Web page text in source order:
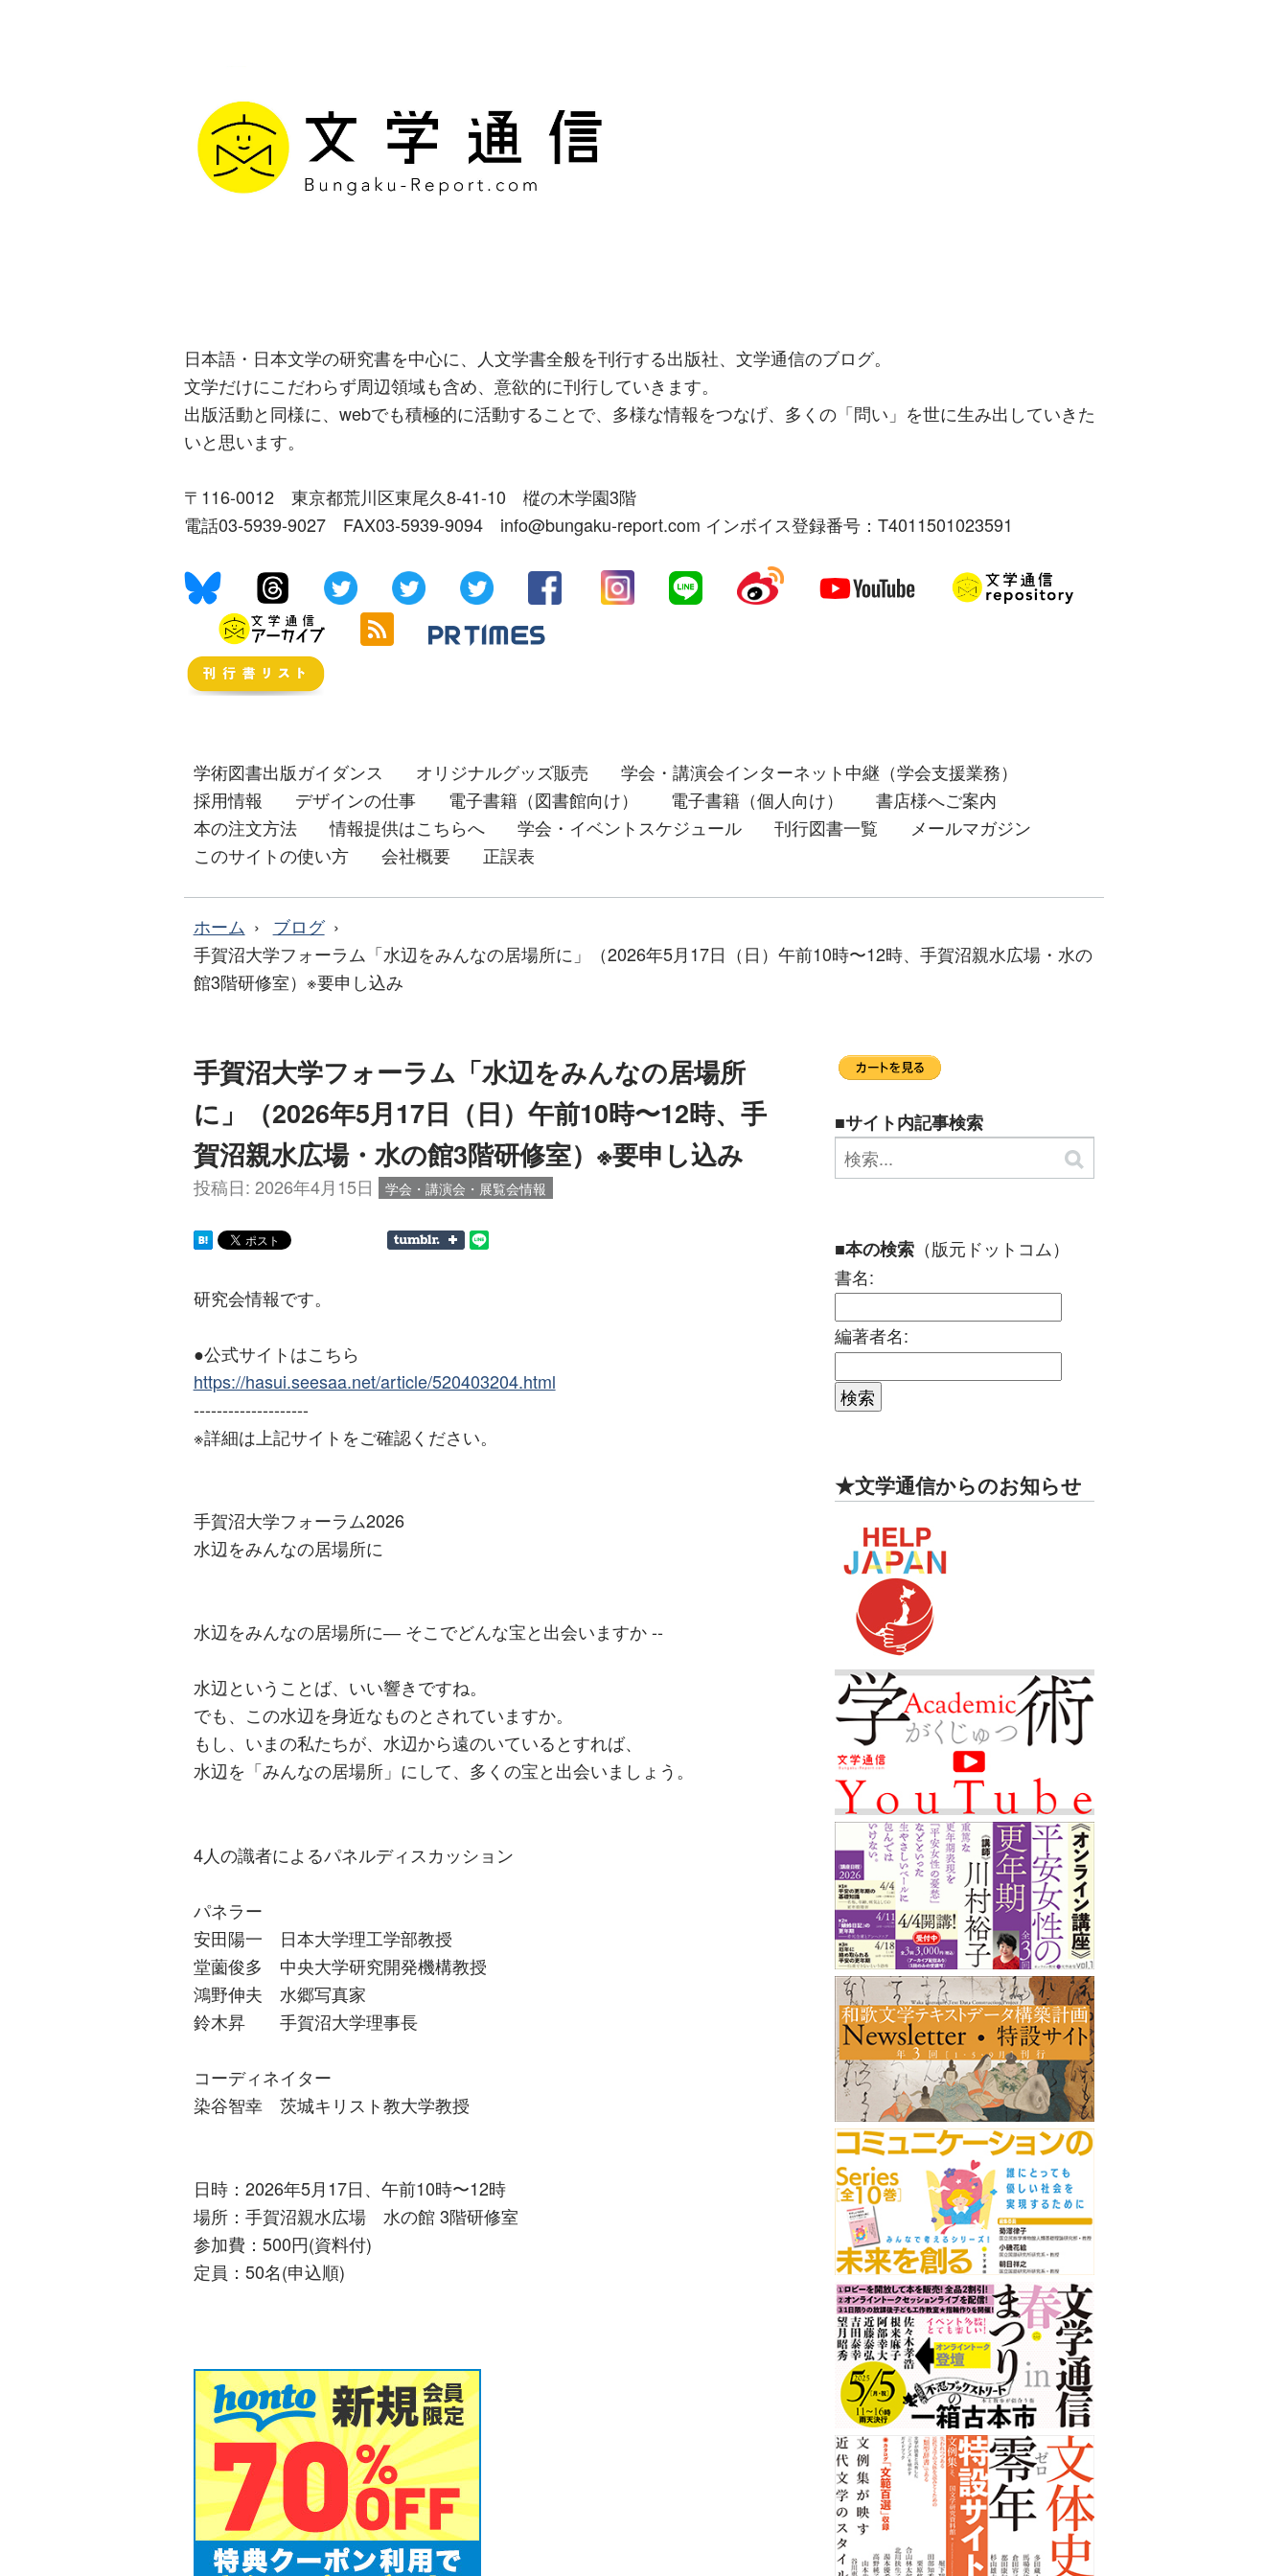
日本語・日本文学の研究書を中心に、人文学書全般を刊行する出版社、文学通信のブログ。
文学だけにこだわらず周辺領域も含め、意欲的に刊行していきます。
出版活動と同様に、webでも積極的に活動することで、多様な情報をつなげ、多くの「問い」を世に生み出していきた
いと思います。
〒116-0012 東京都荒川区東尾久8-41-10 樅の木学園3階
電話03-5939-9027 FAX03-5939-9094 info@bungaku-report.com インボイス登録番号：T4011501023591
学術図書出版ガイダンス オリジナルグッズ販売
学会・講演会インターネット中継（学会支援業務）
採用情報
デザインの仕事 電子書籍（図書館向け） 電子書籍（個人向け）
書店様へご案内
本の注文方法
情報提供はこちらへ 学会・イベントスケジュール 刊行図書一覧
メールマガジン
このサイトの使い方
会社概要 正誤表
ホーム
ブログ
手賀沼大学フォーラム「水辺をみんなの居場所に」（2026年5月17日（日）午前10時〜12時、手賀沼親水広場・水の
館3階研修室）※要申し込み
手賀沼大学フォーラム「水辺をみんなの居場所
に」（2026年5月17日（日）午前10時〜12時、手
賀沼親水広場・水の館3階研修室）※要申し込み
投稿日: 2026年4月15日 学会・講演会・展覧会情報
研究会情報です。
●公式サイトはこちら
https://hasui.seesaa.net/article/520403204.html
--------------------
※詳細は上記サイトをご確認ください。
手賀沼大学フォーラム2026
水辺をみんなの居場所に
水辺をみんなの居場所に― そこでどんな宝と出会いますか --
水辺ということば、いい響きですね。
でも、この水辺を身近なものとされていますか。
もし、いまの私たちが、水辺から遠のいているとすれば、
水辺を「みんなの居場所」にして、多くの宝と出会いましょう。
4人の識者によるパネルディスカッション
パネラー
安田陽一 日本大学理工学部教授
堂薗俊多 中央大学研究開発機構教授
鴻野伸夫 水郷写真家
鈴木昇 手賀沼大学理事長
コーディネイター
染谷智幸 茨城キリスト教大学教授
日時：2026年5月17日、午前10時〜12時
場所：手賀沼親水広場 水の館 3階研修室
参加費：500円(資料付)
定員：50名(申込順)
■サイト内記事検索
■本の検索（版元ドットコム）
書名:
編著者名:
★文学通信からのお知らせ